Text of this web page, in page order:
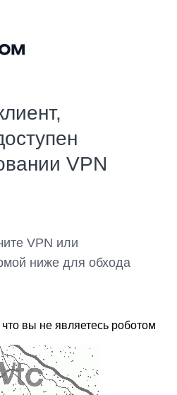
VPN
VPN или
ниже для обхода
вы не являетесь роботом